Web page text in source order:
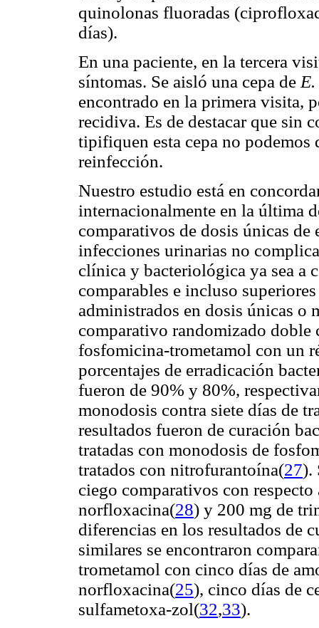
quinolonas fluoradas
días).
En una paciente, en la tercera
síntomas. Se aisló una cepa de
encontrado en la primera visita,
recidiva. Es de destacar que sin
tipifiquen esta cepa no podemos
reinfección.
Nuestro estudio está en
internacionalmente en la última
comparativos de dosis únicas
infecciones urinarias no
clínica y bacteriológica ya sea a
comparables e incluso
administrados en dosis únicas o
comparativo randomizado doble
fosfomicina-trometamol con un
porcentajes de erradicación
fueron de 90% y 80%,
monodosis contra siete días de
resultados fueron de curación
tratadas con monodosis de
tratados con nitrofurantoína(27).
ciego comparativos con
norfloxacina(28) y 200 mg de
diferencias en los resultados de
similares se encontraron
trometamol con cinco días de
norfloxacina(25), cinco días de
sulfametoxa-zol(32,33).